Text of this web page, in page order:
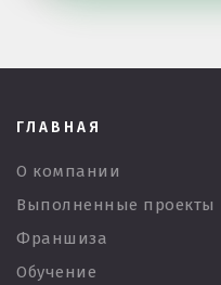
ГЛАВНАЯ
О компании
Выполненные проекты
Франшиза
Обучение